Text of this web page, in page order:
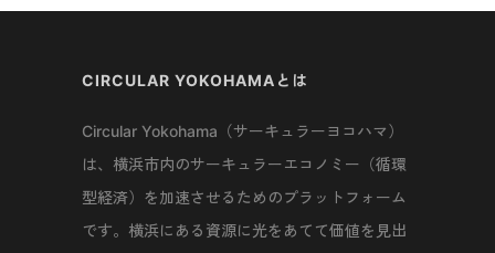
CIRCULAR YOKOHAMAとは
Circular Yokohama（サーキュラーヨコハマ）
は、横浜市内のサーキュラーエコノミー（循環
型経済）を加速させるためのプラットフォーム
です。横浜にある資源に光をあてて価値を見出